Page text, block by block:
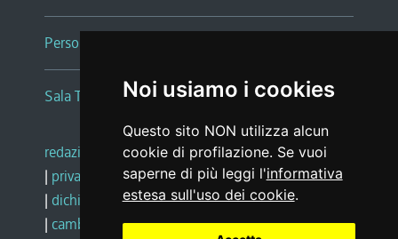
Noi usiamo i cookies
Questo sito NON utilizza alcun
cookie di profilazione. Se vuoi
saperne di più leggi l'informativa
estesa sull'uso dei cookie.
Persone e Uffici
Sala Tiziano Tessitori
redazione web |note legali |glossario
| privacy
social media policy
| dichiarazione di accessibilità |feedback
| cambio preferenze cookie